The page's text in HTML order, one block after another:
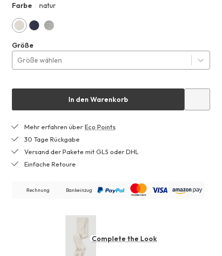
29,99 €
Farbe
natur
Größe
Größe wählen
In den Warenkorb
Mehr erfahren über Eco Points
30 Tage Rückgabe
Versand der Pakete mit GLS oder DHL
Einfache Retoure
Rechnung Bankeinzug
Complete the Look